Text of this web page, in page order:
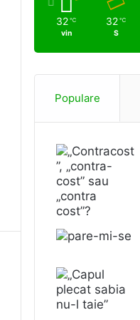
32 ℃
vin
32 ℃
S
Populare